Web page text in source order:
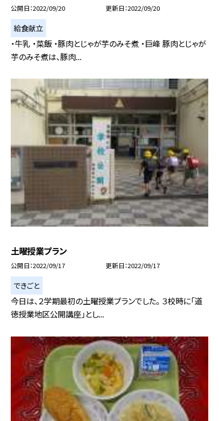
公開日 2022/09/20 更新日 2022/09/20
給食献立
・牛乳 ・菜飯 ・豚肉とじゃが芋のみそ煮 ・巨峰 豚肉とじゃが
芋のみそ煮は、豚肉...
土曜授業プラン
公開日 2022/09/17 更新日 2022/09/17
できごと
今日は、２学期最初の土曜授業プランでした。 ３校時に「道
徳授業地区公開講座」とし...